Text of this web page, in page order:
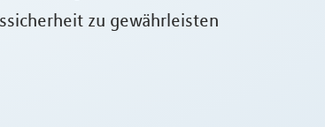
zu gewährleisten